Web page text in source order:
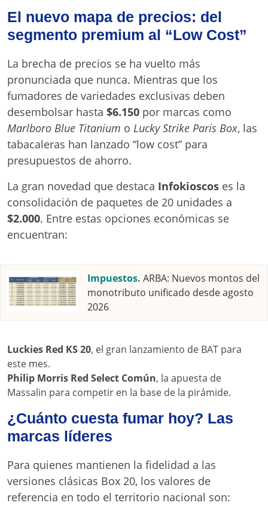
El nuevo mapa de precios: del
segmento premium al “Low Cost”
La brecha de precios se ha vuelto más
pronunciada que nunca. Mientras que los
fumadores de variedades exclusivas deben
desembolsar hasta $6.150 por marcas como
Marlboro Blue Titanium o Lucky Strike Paris Box, las
tabacaleras han lanzado “low cost” para
presupuestos de ahorro.
La gran novedad que destaca Infokioscos es la
consolidación de paquetes de 20 unidades a
$2.000. Entre estas opciones económicas se
encuentran:
Impuestos. ARBA: Nuevos montos del
monotributo unificado desde agosto
2026
Luckies Red KS 20, el gran lanzamiento de BAT para
este mes.
Philip Morris Red Select Común, la apuesta de
Massalin para competir en la base de la pirámide.
¿Cuánto cuesta fumar hoy? Las
marcas líderes
Para quienes mantienen la fidelidad a las
versiones clásicas Box 20, los valores de
referencia en todo el territorio nacional son: